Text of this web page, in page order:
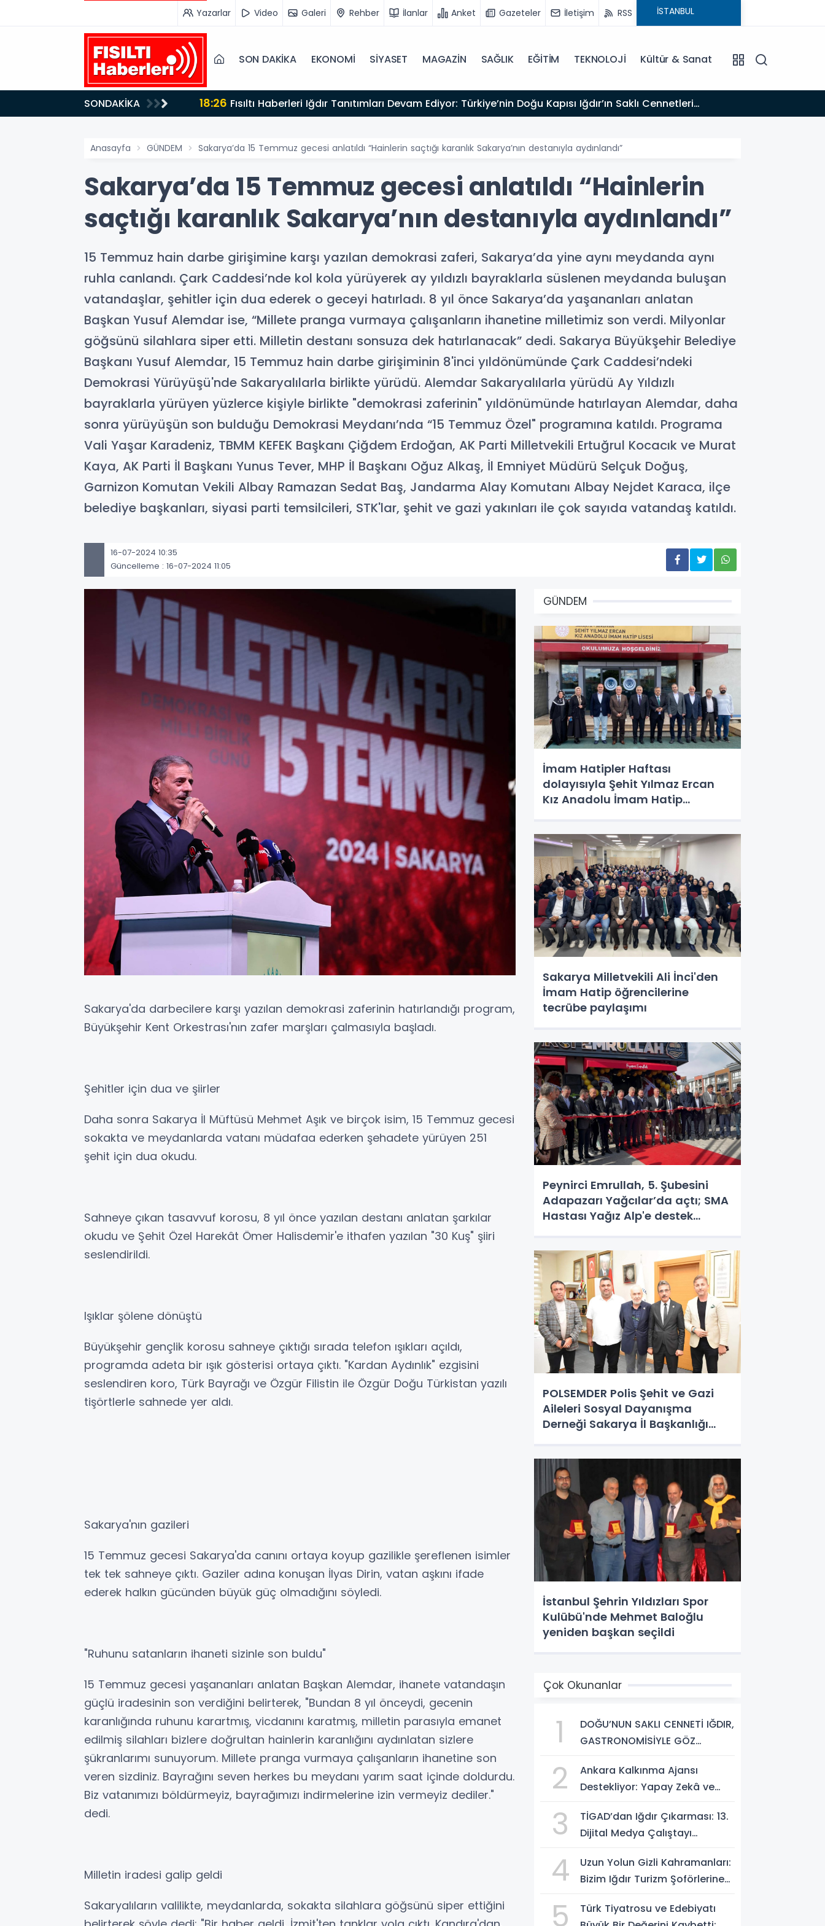
Yazarlar Video Galeri Rehber İlanlar Anket Gazeteler İletişim RSS
SON DAKİKA EKONOMİ SİYASET MAGAZİN SAĞLIK EĞİTİM TEKNOLOJİ Kültür & Sanat
SONDAKİKA 17:47 Türk Tiyatrosu ve Edebiyatı Büyük Bir Değerini Kaybetti: Bilgesu Erenus’u Son Yolculuğuna Uğurluyoruz
Anasayfa GÜNDEM Sakarya’da 15 Temmuz gecesi anlatıldı “Hainlerin saçtığı karanlık Sakarya’nın destanıyla aydınlandı”
Sakarya’da 15 Temmuz gecesi anlatıldı “Hainlerin
saçtığı karanlık Sakarya’nın destanıyla aydınlandı”
15 Temmuz hain darbe girişimine karşı yazılan demokrasi zaferi, Sakarya’da yine aynı meydanda aynı
ruhla canlandı. Çark Caddesi’nde kol kola yürüyerek ay yıldızlı bayraklarla süslenen meydanda buluşan
vatandaşlar, şehitler için dua ederek o geceyi hatırladı. 8 yıl önce Sakarya’da yaşananları anlatan
Başkan Yusuf Alemdar ise, “Millete pranga vurmaya çalışanların ihanetine milletimiz son verdi. Milyonlar
göğsünü silahlara siper etti. Milletin destanı sonsuza dek hatırlanacak” dedi. Sakarya Büyükşehir Belediye
Başkanı Yusuf Alemdar, 15 Temmuz hain darbe girişiminin 8'inci yıldönümünde Çark Caddesi’ndeki
Demokrasi Yürüyüşü'nde Sakaryalılarla birlikte yürüdü. Alemdar Sakaryalılarla yürüdü Ay Yıldızlı
bayraklarla yürüyen yüzlerce kişiyle birlikte "demokrasi zaferinin" yıldönümünde hatırlayan Alemdar, daha
sonra yürüyüşün son bulduğu Demokrasi Meydanı’nda “15 Temmuz Özel" programına katıldı. Programa
Vali Yaşar Karadeniz, TBMM KEFEK Başkanı Çiğdem Erdoğan, AK Parti Milletvekili Ertuğrul Kocacık ve Murat
Kaya, AK Parti İl Başkanı Yunus Tever, MHP İl Başkanı Oğuz Alkaş, İl Emniyet Müdürü Selçuk Doğuş,
Garnizon Komutan Vekili Albay Ramazan Sedat Baş, Jandarma Alay Komutanı Albay Nejdet Karaca, ilçe
belediye başkanları, siyasi parti temsilcileri, STK'lar, şehit ve gazi yakınları ile çok sayıda vatandaş katıldı.
16-07-2024 10:35
Güncelleme : 16-07-2024 11:05
Sakarya'da darbecilere karşı yazılan demokrasi zaferinin hatırlandığı program,
Büyükşehir Kent Orkestrası'nın zafer marşları çalmasıyla başladı.
Şehitler için dua ve şiirler
Daha sonra Sakarya İl Müftüsü Mehmet Aşık ve birçok isim, 15 Temmuz gecesi
sokakta ve meydanlarda vatanı müdafaa ederken şehadete yürüyen 251
şehit için dua okudu.
Sahneye çıkan tasavvuf korosu, 8 yıl önce yazılan destanı anlatan şarkılar
okudu ve Şehit Özel Harekât Ömer Halisdemir'e ithafen yazılan "30 Kuş" şiiri
seslendirildi.
Işıklar şölene dönüştü
Büyükşehir gençlik korosu sahneye çıktığı sırada telefon ışıkları açıldı,
programda adeta bir ışık gösterisi ortaya çıktı. "Kardan Aydınlık" ezgisini
seslendiren koro, Türk Bayrağı ve Özgür Filistin ile Özgür Doğu Türkistan yazılı
tişörtlerle sahnede yer aldı.
Sakarya'nın gazileri
15 Temmuz gecesi Sakarya'da canını ortaya koyup gazilikle şereflenen isimler
tek tek sahneye çıktı. Gaziler adına konuşan İlyas Dirin, vatan aşkını ifade
ederek halkın gücünden büyük güç olmadığını söyledi.
"Ruhunu satanların ihaneti sizinle son buldu"
15 Temmuz gecesi yaşananları anlatan Başkan Alemdar, ihanete vatandaşın
güçlü iradesinin son verdiğini belirterek, "Bundan 8 yıl önceydi, gecenin
karanlığında ruhunu karartmış, vicdanını karatmış, milletin parasıyla emanet
edilmiş silahları bizlere doğrultan hainlerin karanlığını aydınlatan sizlere
şükranlarımı sunuyorum. Millete pranga vurmaya çalışanların ihanetine son
veren sizdiniz. Bayrağını seven herkes bu meydanı yarım saat içinde doldurdu.
Biz vatanımızı böldürmeyiz, bayrağımızı indirmelerine izin vermeyiz dediler."
dedi.
Milletin iradesi galip geldi
Sakaryalıların valilikte, meydanlarda, sokakta silahlara göğsünü siper ettiğini
GÜNDEM
İmam Hatipler Haftası
dolayısıyla Şehit Yılmaz Ercan
Kız Anadolu İmam Hatip
Sakarya Milletvekili Ali İnci'den
İmam Hatip öğrencilerine
tecrübe paylaşımı
Peynirci Emrullah, 5. Şubesini
Adapazarı Yağcılar’da açtı; SMA
Hastası Yağız Alp'e destek
POLSEMDER Polis Şehit ve Gazi
Aileleri Sosyal Dayanışma
Derneği Sakarya İl Başkanlığı
İstanbul Şehrin Yıldızları Spor
Kulübü'nde Mehmet Baloğlu
yeniden başkan seçildi
Çok Okunanlar
1
DOĞU’NUN SAKLI CENNETİ IĞDIR,
GASTRONOMİSİYLE GÖZ
ANADOLU KÜLTÜRÜNÜN
BULUŞMA NOKTASI
2
Ankara Kalkınma Ajansı
Destekliyor: Yapay Zekâ ve
Dezenformasyonla Mücadele
Kapasite Geliştirme Eğitimi
3
TİGAD’dan Iğdır Çıkarması: 13.
Dijital Medya Çalıştayı
4
Uzun Yolun Gizli Kahramanları:
Bizim Iğdır Turizm Şoförlerine
5
Türk Tiyatrosu ve Edebiyatı